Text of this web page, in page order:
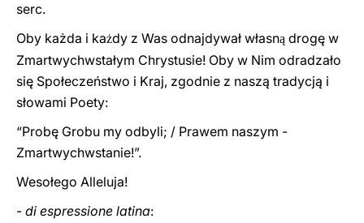
serc.
Oby każda i każdy z Was odnajdywał własną drogę w
Zmartwychwstałym Chrystusie! Oby w Nim odradzało
się Społeczeństwo i Kraj, zgodnie z naszą tradycją i
słowami Poety:
“Probę Grobu my odbyli; / Prawem naszym -
Zmartwychwstanie!”.
Wesołego Alleluja!
- di espressione latina: